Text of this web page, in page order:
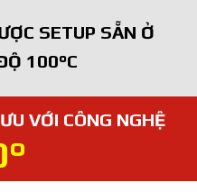
SETUP SẴN Ở
100°C
VỚI CÔNG NGHỆ